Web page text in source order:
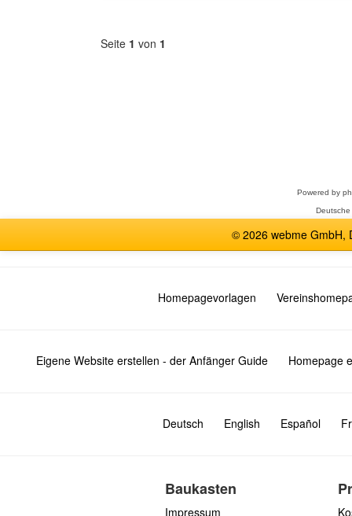
Seite 1 von 1
Powered by
© 2026 webme GmbH,
Homepagevorlagen
Eigene Website erstellen - der Anfänger Guide Homepage
Deutsch English Español
Baukasten
Impressum